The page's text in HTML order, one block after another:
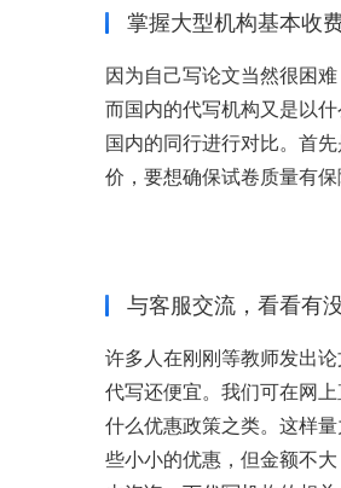
掌握大型机构基本收费
因为自己写论文当然很困
而国内的代写机构又是以
国内的同行进行对比。首
价，要想确保试卷质量有
与客服交流，看看有
许多人在刚刚等教师发出
代写还便宜。我们可在网
什么优惠政策之类。这样
些小小的优惠，但金额不